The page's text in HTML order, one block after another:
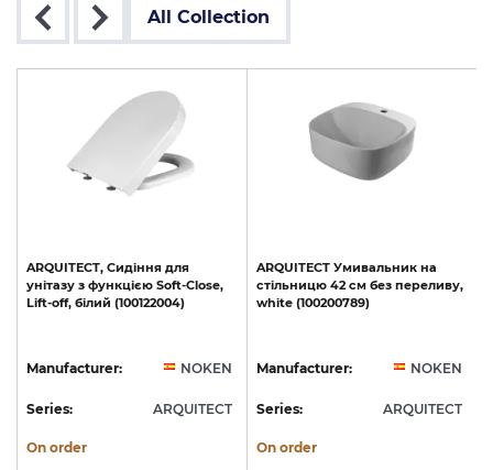
All Collection
ARQUITECT, Сидіння для
унітазу з функцією Soft-Close,
Lift-off, білий (100122004)
Manufacturer: NOKEN
Series: ARQUITECT
On order
ARQUITECT Умивальник на
стільницю 42 см без переливу,
white (100200789)
Manufacturer: NOKEN
Series: ARQUITECT
On order